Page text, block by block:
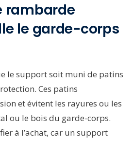
rambarde
le garde-corps
le support soit muni de patins
Ces patins
et évitent les rayures ou les
ou le bois du garde-corps.
à l’achat, car un support